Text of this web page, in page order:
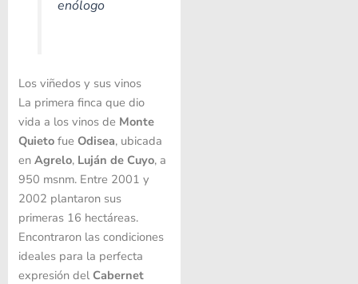
enólogo
Los viñedos y sus vinos
La primera finca que dio
vida a los vinos de Monte
Quieto fue Odisea, ubicada
en Agrelo, Luján de Cuyo, a
950 msnm. Entre 2001 y
2002 plantaron sus
primeras 16 hectáreas.
Encontraron las condiciones
ideales para la perfecta
expresión del Cabernet